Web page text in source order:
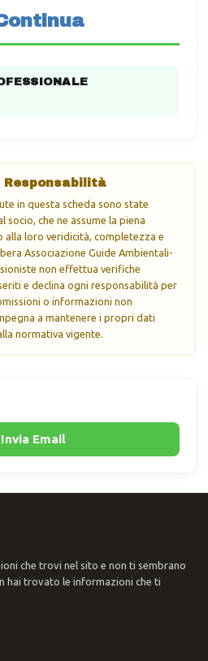
Invia Email
Responsabilità
in questa scheda sono state
che ne assume la piena
alla loro veridicità, completezza e
Associazione Guide Ambientali-
non effettua verifiche
e declina ogni responsabilità per
o informazioni non
a mantenere i propri dati
normativa vigente.
che trovi nel sito e non ti sembrano
hai trovato le informazioni che ti